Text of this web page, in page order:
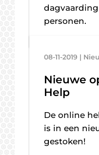
personen.
08-11-2019 |
Nieuwe
Help
De online
is in een
gestoken!